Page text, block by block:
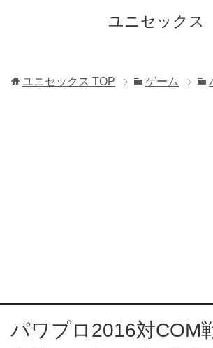
ユニセックス
ユニセックス TOP ゲーム
パワプロ2016対COM